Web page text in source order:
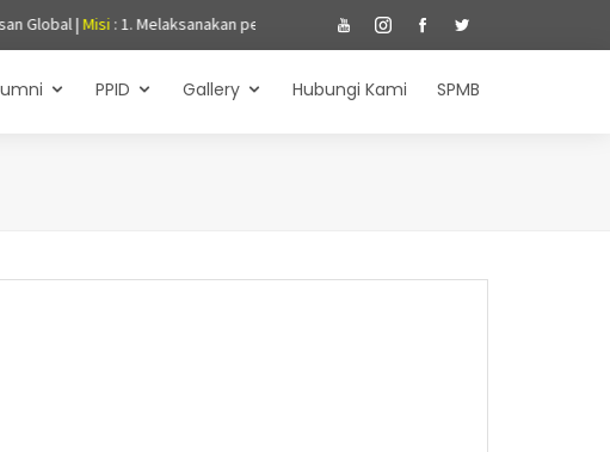
|Misi: 1. Melaksanakan pembelajaran yang aktif, kreatif, efektif, inovatif dan
PPID Gallery Hubungi Kami SPMB